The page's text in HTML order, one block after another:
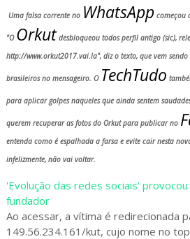
Uma falsa corrente no WhatsAppcomeçou
"O Orkut desbloqueou todos perfil antigo (sic),
http://www.orkut2017.vai.la", diz o texto, que vem sendo
brasileiros no mensageiro. O TechTudo
para aplicar golpes naqueles que ainda sentem
querem recuperar as fotos do Orkut para publicar no
entenda como é espalhada a farsa e evite cair nesta
infelizmente, não vai voltar.
'Evolução das redes sociais'
fundador
Ao acessar, a vítima é redirecionada
149.56.234.161/kut, cujo nome no